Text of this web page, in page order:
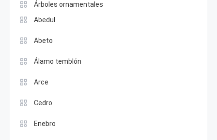
Árboles ornamentales
Abedul
Abeto
Álamo temblón
Arce
Cedro
Enebro